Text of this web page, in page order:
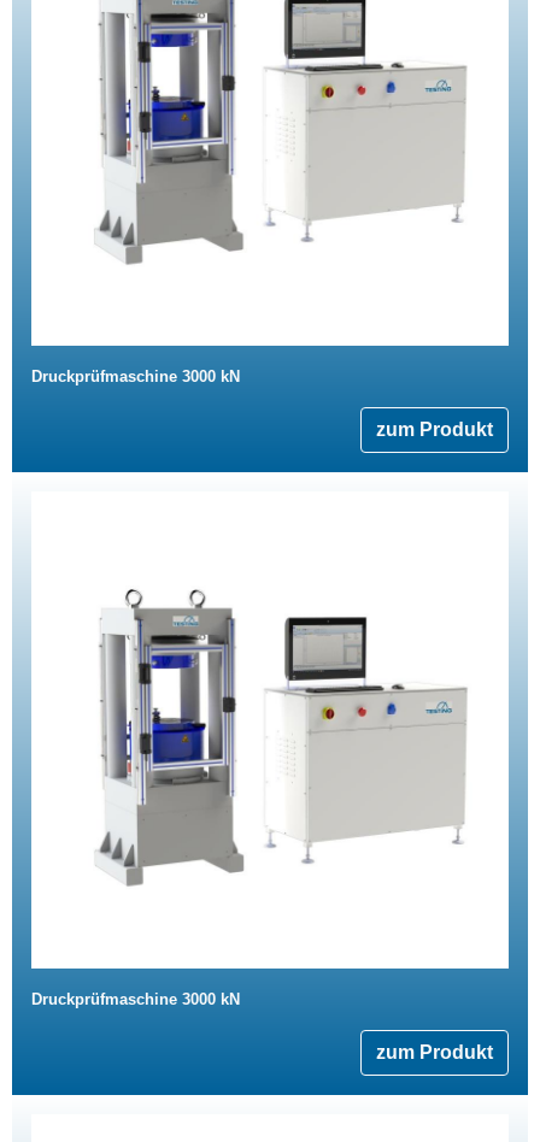
Druckprüfmaschine 3000 kN
zum Produkt
Druckprüfmaschine 3000 kN
zum Produkt